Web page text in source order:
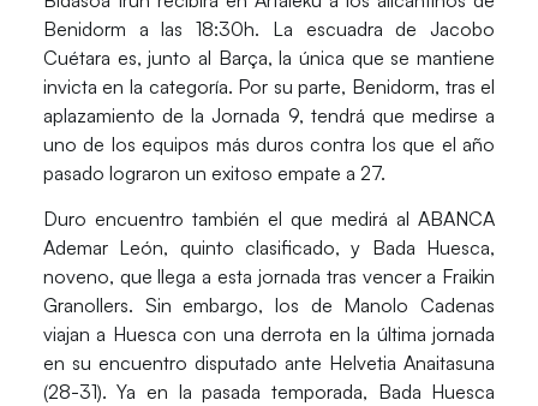
Benidorm a las 18:30h. La escuadra deJacobo
Cuétara es, junto al Barça, la única que se mantiene
invicta en la categoría. Por su parte, Benidorm, tras el
aplazamiento de la Jornada 9, tendrá que medirse a
uno de los equipos más duros contra los que el año
pasado lograron un exitoso empate a 27.
Duro encuentro también el que medirá alABANCA
Ademar León, quinto clasificado, y Bada Huesca,
noveno, que llega a esta jornada tras vencer a Fraikin
Granollers. Sin embargo, los de Manolo Cadenas
viajan a Huesca con una derrota en la última jornada
en su encuentro disputado ante Helvetia Anaitasuna
(28-31). Ya en la pasada temporada, Bada Huesca